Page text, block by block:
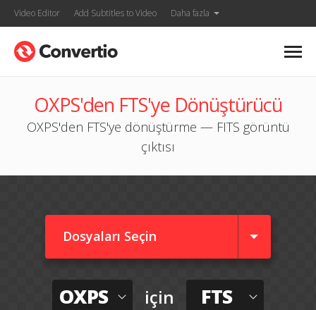
Video Editor Add Subtitles to Video Daha fazla
OXPS'den FTS'ye Dönüştürücü
OXPS'den FTS'ye dönüştürme — FITS görüntü
çıktısı
Dosyaları Seçin
OXPS için FTS